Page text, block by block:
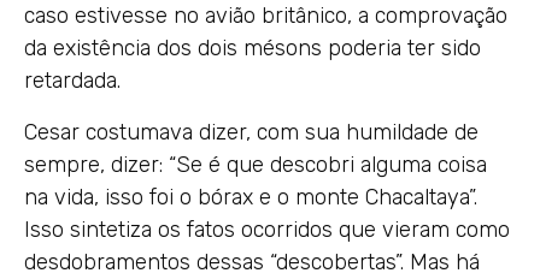
caso estivesse no avião britânico, a comprovação
da existência dos dois mésons poderia ter sido
retardada.
Cesar costumava dizer, com sua humildade de
sempre, dizer: “Se é que descobri alguma coisa
na vida, isso foi o bórax e o monte Chacaltaya”.
Isso sintetiza os fatos ocorridos que vieram como
desdobramentos dessas “descobertas”. Mas há